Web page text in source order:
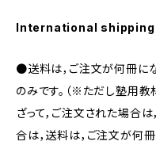
International
●送料は，ご注文が何冊に
のみです。（※ただし塾用
ざって，ご注文された場合
合は，送料は，ご注文が何